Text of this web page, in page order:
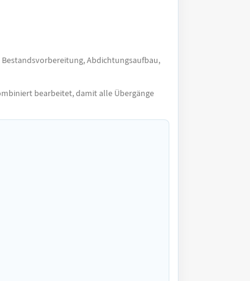
Abdichtungsaufbau,
bearbeitet, damit alle Übergänge